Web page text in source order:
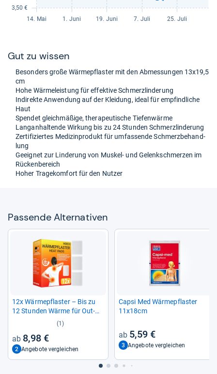
Gut zu wis­sen
Beson­ders große Wär­me­pflas­ter mit den Abmes­sun­gen 13x19,5
cm
Hohe Wär­me­leis­tung für effek­tive Schmerz­lin­de­rung
Indi­rekte Anwen­dung auf der Klei­dung, ideal für emp­find­li­che
Haut
Spen­det gleich­mä­ßige, the­ra­peu­ti­sche Tie­fen­wärme
Lan­gan­hal­tende Wir­kung bis zu 24 Stun­den Schmerz­lin­de­rung
Zer­ti­fi­zier­tes Medi­zin­pro­dukt für umfas­sende Schmerz­be­hand­
lung
Geeig­net zur Lin­de­rung von Mus­kel-​ und Gelenk­schmer­zen im
Rücken­be­reich
Hoher Tra­ge­kom­fort für den Nut­zer
Pas­sende Alter­na­ti­ven
12x Wär­me­pflas­ter – Bis zu
12 Stun­den Wärme für Out­
(1)
8,98 €
2 Angebote vergleichen
Capsi Med Wär­me­pflas­ter
11x18cm
5,59 €
3 Angebote vergleichen